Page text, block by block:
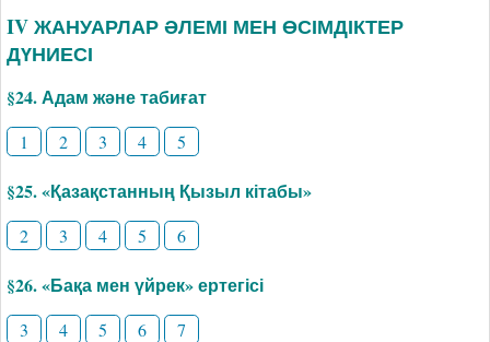
IV ЖАНУАРЛАР ӘЛЕМІ МЕН ӨСІМДІКТЕР
ДҮНИЕСІ
§24. Адам және табиғат
1 2 3 4 5
§25. «Қазақстанның Қызыл кітабы»
2 3 4 5 6
§26. «Бақа мен үйрек» ертегісі
3 4 5 6 7